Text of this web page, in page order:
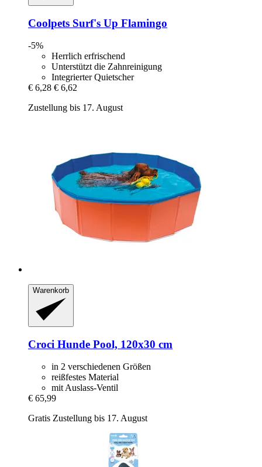
Coolpets Surf's Up Flamingo
-5%
Herrlich erfrischend
Unterstützt die Zahnreinigung
Integrierter Quietscher
€ 6,28 € 6,62
Zustellung bis 17. August
Warenkorb
Croci Hunde Pool, 120x30 cm
in 2 verschiedenen Größen
reißfestes Material
mit Auslass-Ventil
€ 65,99
Gratis Zustellung bis 17. August